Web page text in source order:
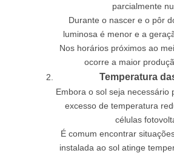
parcialmente
Durante o nascer e o pôr
luminosa é menor e a
Nos horários próximos ao
ocorre a maior
Temperatura
Embora o sol seja necessário
excesso de temperatura
células
É comum encontrar
instalada ao sol atinge